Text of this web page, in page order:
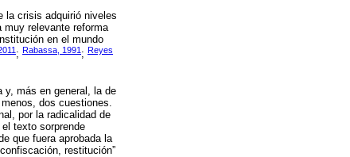
la crisis adquirió niveles
muy relevante reforma
en el mundo
; Rabassa, 1991 ; Reyes
y, más en general, la de
dos cuestiones.
por la radicalidad de
texto sorprende
que fuera aprobada la
restitución”